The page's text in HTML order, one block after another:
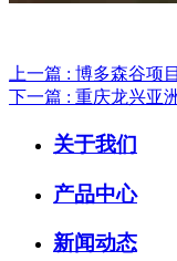
上一篇 : 博多森谷项
下一篇 : 重庆龙兴亚
关于我们
产品中心
新闻动态